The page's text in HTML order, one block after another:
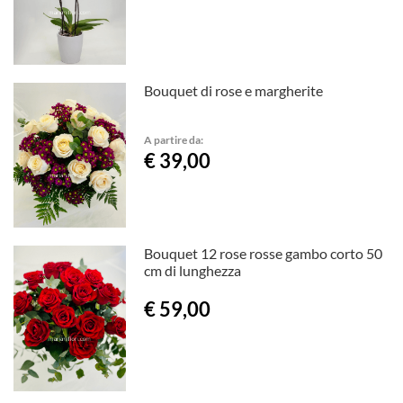
Bouquet di rose e margherite
A partire da:
€ 39,00
Bouquet 12 rose rosse gambo corto 50
cm di lunghezza
€ 59,00